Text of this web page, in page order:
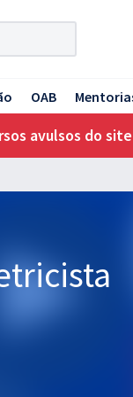
OAB
avulsos do site